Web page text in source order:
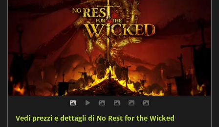
Vedi prezzi e dettagli di No Rest for the Wicked